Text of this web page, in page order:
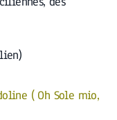
( Oh Sole mio,